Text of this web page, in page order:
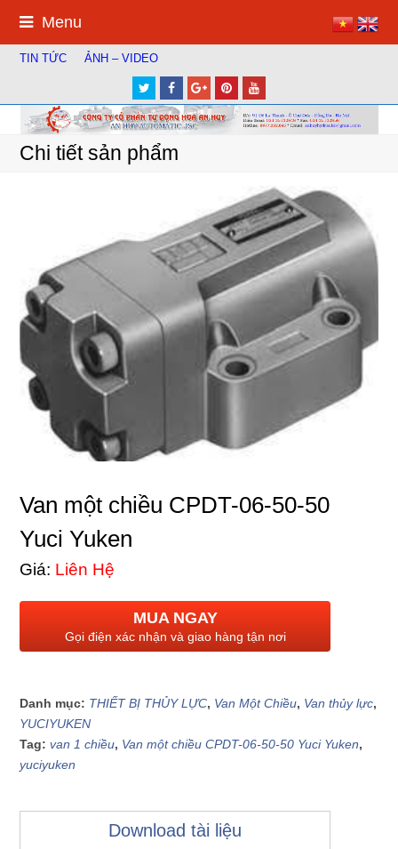
Menu
TIN TỨC ẢNH – VIDEO
TwitterFacebook
Google
Plus
Pinterest
Chi tiết sản phẩm
Van một chiều CPDT-06-50-50
Yuci Yuken
Giá: Liên Hệ
MUA NGAY
Gọi điện xác nhận và giao hàng tận nơi
Danh mục: THIẾT BỊ THỦY LỰC, Van Một Chiều, Van thủy lực,
YUCIYUKEN
Tag:van 1 chiều, Van một chiều CPDT-06-50-50 Yuci Yuken,
yuciyuken
Download tài liệu